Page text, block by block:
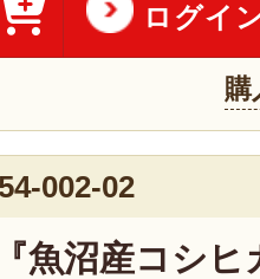
ログイ
購
002-02
『魚沼産コシ